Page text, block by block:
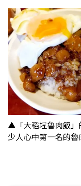
▲「大稻埕魯肉飯」
少人心中第一名的魯